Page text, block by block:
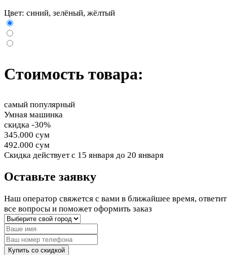
Цвет: синий, зелёный, жёлтый
Стоимость товара:
самый популярный
Умная машинка
скидка -30%
345.000 сум
492.000 сум
Cкидка действуетс 15 января до 20 января
Оставьте заявку
Наш оператор свяжется с вами в ближайшее время,
все вопросы и поможет оформить заказ
Купить со скидкой